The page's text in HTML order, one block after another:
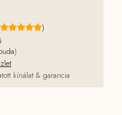
)
)
kínálat & garancia